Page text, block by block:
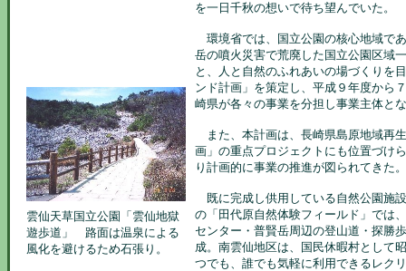
を一日千秋の想いで待ち望んでいた。
環境省では、国立公園の核心地域で
岳の噴火災害で荒廃した国立公園区域
と、人と自然のふれあいの場づくりを
ンド計画」を策定し、平成９年度から
崎県が各々の事業を分担し事業主体と
また、本計画は、長崎県島原地域再
画」の重点プロジェクトにも位置づけ
り計画的に事業の推進が図られてきた。
既に完成し供用している自然公園施
の「田代原自然体験フィールド」では
センター・普賢岳周辺の登山道・探勝
成。南雲仙地区は、国民休暇村として
つでも、誰でも気軽に利用できるレク
雲仙天草国立公園「雲仙地獄
遊歩道」 路面は温泉による
風化を避けるため石張り。